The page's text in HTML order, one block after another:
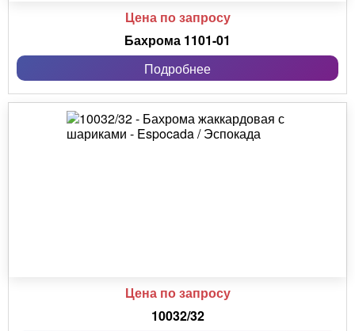
Цена по запросу
Бахрома 1101-01
Подробнее
Цена по запросу
10032/32